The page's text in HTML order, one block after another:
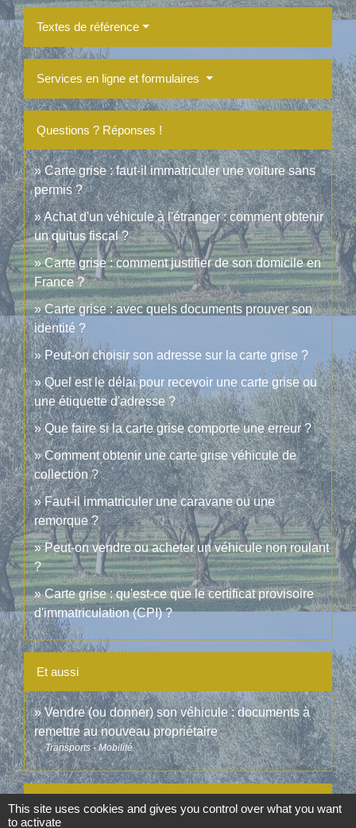
Textes de référence
Services en ligne et formulaires
Questions ? Réponses !
Carte grise : faut-il immatriculer une voiture sans
permis ?
Achat d'un véhicule à l'étranger : comment obtenir
un quitus fiscal ?
Carte grise : comment justifier de son domicile en
France ?
Carte grise : avec quels documents prouver son
identité ?
Peut-on choisir son adresse sur la carte grise ?
Quel est le délai pour recevoir une carte grise ou
une étiquette d'adresse ?
Que faire si la carte grise comporte une erreur ?
Comment obtenir une carte grise véhicule de
collection ?
Faut-il immatriculer une caravane ou une
remorque ?
Peut-on vendre ou acheter un véhicule non roulant
?
Carte grise : qu'est-ce que le certificat provisoire
d'immatriculation (CPI) ?
Et aussi
Vendre (ou donner) son véhicule : documents à
remettre au nouveau propriétaire
Transports - Mobilité
Pour en savoir plus
This site uses cookies and gives you control over what you want
to activate